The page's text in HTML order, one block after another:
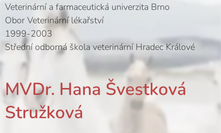
Veterinární a farmaceutická univerzita Brno
Obor Veterinární lékařství
1999-2003
Střední odborná škola veterinární Hradec Králové
MVDr. Hana Švestková
Stružková